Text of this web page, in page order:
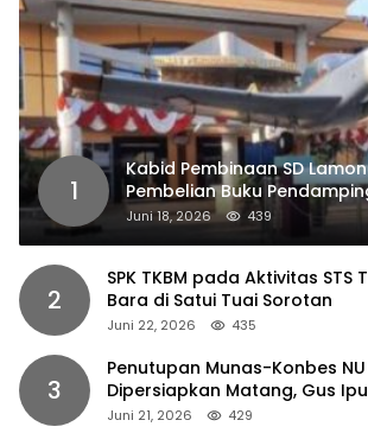
1
Kabid Pembinaan SD
Pembelian Buku
Dipaksakan
Juni 18, 2026 439
2
SPK TKBM pada Aktivitas STS
Bara di Satui Tuai Sorotan
Juni 22, 2026 435
3
Penutupan Munas-Konbes
Dipersiapkan Matang, Gus
Juni 21, 2026 429